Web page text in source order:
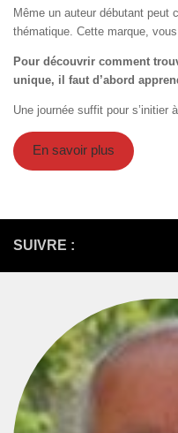
Même un auteur débutant peut
thématique. Cette marque,
Pour découvrir comment
unique, il faut d’abord
Une journée suffit pour s’initier
En savoir plus
SUIVRE :